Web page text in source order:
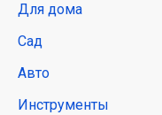
Для дома
Сад
Авто
Инструменты